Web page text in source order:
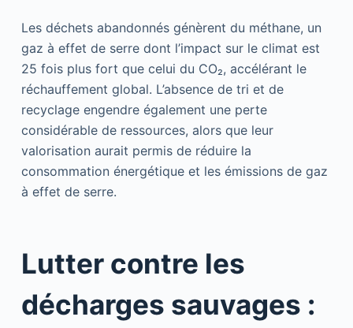
Les déchets abandonnés génèrent du méthane, un
gaz à effet de serre dont l’impact sur le climat est
25 fois plus fort que celui du CO₂, accélérant le
réchauffement global. L’absence de tri et de
recyclage engendre également une perte
considérable de ressources, alors que leur
valorisation aurait permis de réduire la
consommation énergétique et les émissions de gaz
à effet de serre.
Lutter contre les
décharges sauvages :